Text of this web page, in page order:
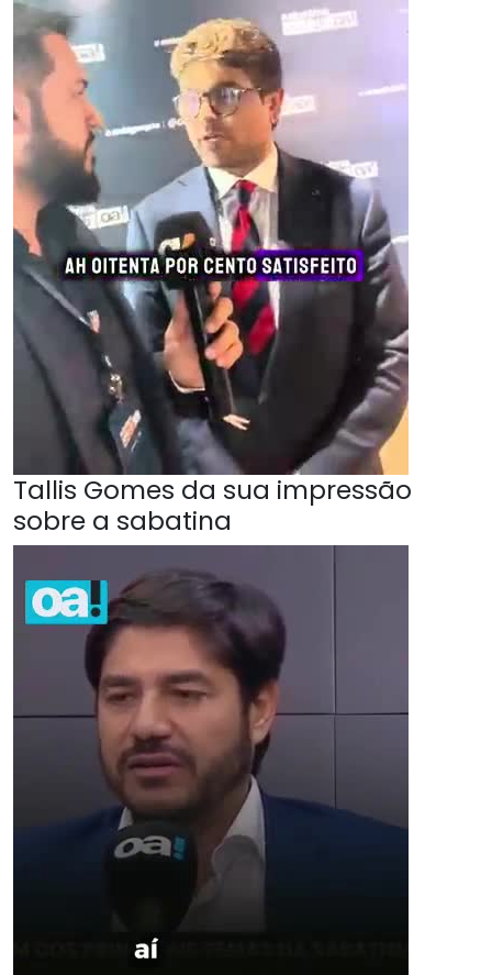
Tallis Gomes da sua impressão
sobre a sabatina